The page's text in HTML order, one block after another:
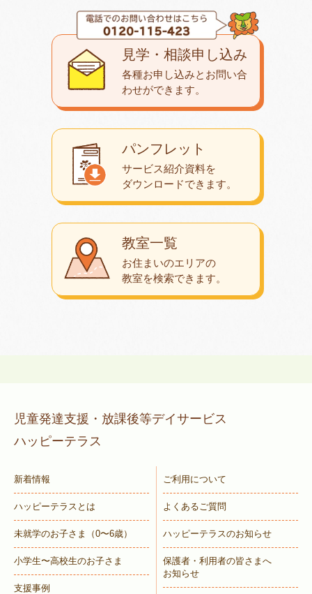
教室一覧
お住まいのエリアの
教室を検索できます。
パンフレット
サービス紹介資料を
ダウンロードできます。
見学・相談申し込み
各種お申し込みとお問い合
わせができます。
児童発達支援・放課後等デイサービス
ハッピーテラス
新着情報
ハッピーテラスとは
未就学のお子さま （0〜6歳）
小学生〜高校生のお子さま
支援事例
ご利用について
よくあるご質問
ハッピーテラスのお知らせ
保護者・利用者の皆さまへ
お知らせ